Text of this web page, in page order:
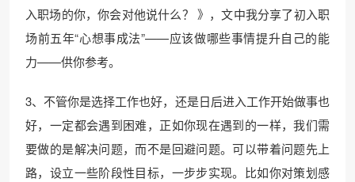
入职场的你，你会对他说什么？ 》，文中我分享了初入职
场前五年“心想事成法”——应该做哪些事情提升自己的能
力——供你参考。
3、不管你是选择工作也好，还是日后进入工作开始做事也
好，一定都会遇到困难，正如你现在遇到的一样，我们需
要做的是解决问题，而不是回避问题。可以带着问题先上
路，设立一些阶段性目标，一步步实现。比如你对策划感